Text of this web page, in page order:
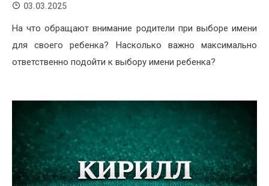
03.03.2025
На что обращают внимание родители при выборе имени
для своего ребенка? Насколько важно максимально
ответственно подойти к выбору имени ребенка?